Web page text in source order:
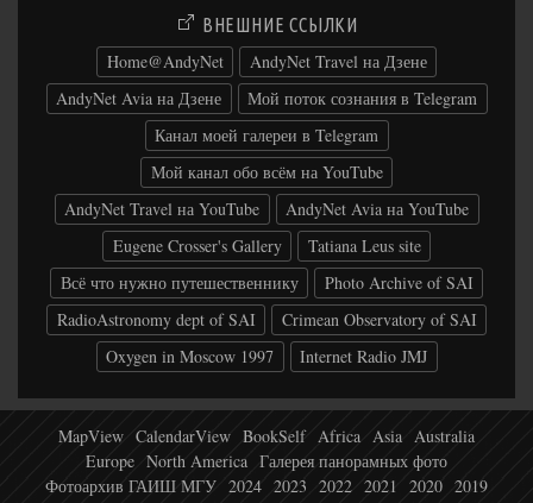
ВНЕШНИЕ ССЫЛКИ
Home@AndyNet
AndyNet Travel на Дзене
AndyNet Avia на Дзене
Мой поток сознания в Telegram
Канал моей галереи в Telegram
Мой канал обо всём на YouTube
AndyNet Travel на YouTube
AndyNet Avia на YouTube
Eugene Crosser's Gallery
Tatiana Leus site
Всё что нужно путешественнику
Photo Archive of SAI
RadioAstronomy dept of SAI
Crimean Observatory of SAI
Oxygen in Moscow 1997
Internet Radio JMJ
MapView CalendarView BookSelf Africa Asia Australia
Europe North America Галерея панорамных фото
Фотоархив ГАИШ МГУ 2024 2023 2022 2021 2020 2019